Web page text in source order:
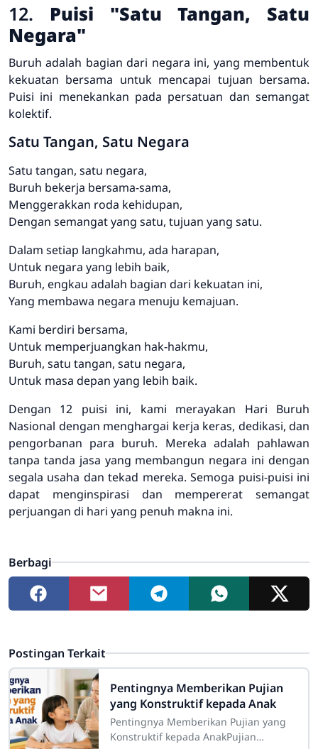
12. Puisi "Satu Tangan, Satu
Negara"
Buruh adalah bagian dari negara ini, yang membentuk
kekuatan bersama untuk mencapai tujuan bersama.
Puisi ini menekankan pada persatuan dan semangat
kolektif.
Satu Tangan, Satu Negara
Satu tangan, satu negara,
Buruh bekerja bersama-sama,
Menggerakkan roda kehidupan,
Dengan semangat yang satu, tujuan yang satu.
Dalam setiap langkahmu, ada harapan,
Untuk negara yang lebih baik,
Buruh, engkau adalah bagian dari kekuatan ini,
Yang membawa negara menuju kemajuan.
Kami berdiri bersama,
Untuk memperjuangkan hak-hakmu,
Buruh, satu tangan, satu negara,
Untuk masa depan yang lebih baik.
Dengan 12 puisi ini, kami merayakan Hari Buruh
Nasional dengan menghargai kerja keras, dedikasi, dan
pengorbanan para buruh. Mereka adalah pahlawan
tanpa tanda jasa yang membangun negara ini dengan
segala usaha dan tekad mereka. Semoga puisi-puisi ini
dapat menginspirasi dan mempererat semangat
perjuangan di hari yang penuh makna ini.
Berbagi
Postingan Terkait
Pentingnya Memberikan Pujian
yang Konstruktif kepada Anak
Pentingnya Memberikan Pujian yang
Konstruktif kepada AnakPujian